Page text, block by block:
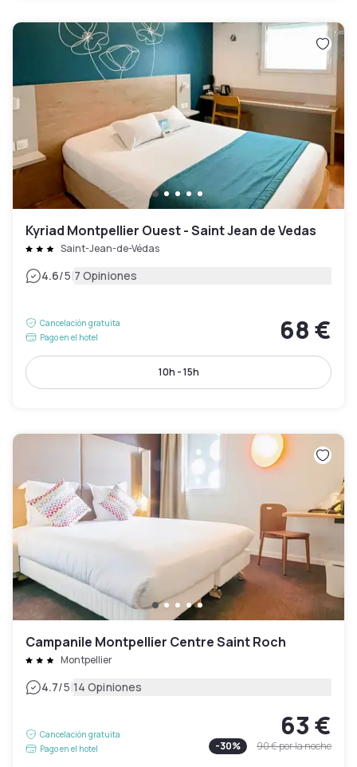
Kyriad Montpellier Ouest - Saint Jean de Vedas
Saint-Jean-de-Védas
4.6/5|7 Opiniones
Cancelación gratuita
Pago en el hotel
68 €
10h - 15h
Campanile Montpellier Centre Saint Roch
Montpellier
4.7/5|14 Opiniones
Cancelación gratuita
Pago en el hotel
63 €
-30% 90 €por la noche